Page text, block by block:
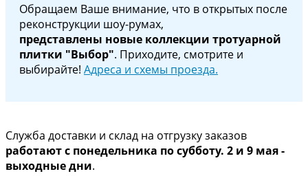
Обращаем Ваше внимание, что в открытых после
реконструкции шоу-румах,
представлены новые коллекции тротуарной
плитки "Выбор". Приходите, смотрите и
выбирайте! Адреса и схемы проезда.
Служба доставки и склад на отгрузку заказов
работают с понедельника по субботу. 2 и 9 мая -
выходные дни.